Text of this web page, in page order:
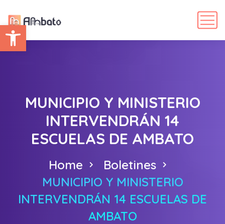
Abrir barra de herramientas
MUNICIPIO Y MINISTERIO
INTERVENDRÁN 14
ESCUELAS DE AMBATO
Home
Boletines
MUNICIPIO Y MINISTERIO
INTERVENDRÁN 14 ESCUELAS DE
AMBATO